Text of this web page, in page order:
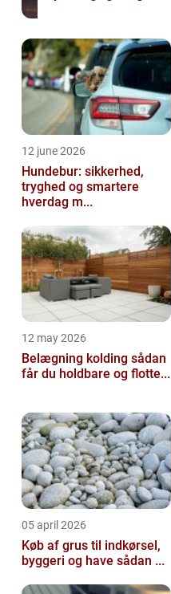
12 june 2026
Hundebur: sikkerhed,
tryghed og smartere
hverdag m...
12 may 2026
Belægning kolding sådan
får du holdbare og flotte...
05 april 2026
Køb af grus til indkørsel,
byggeri og have sådan ...